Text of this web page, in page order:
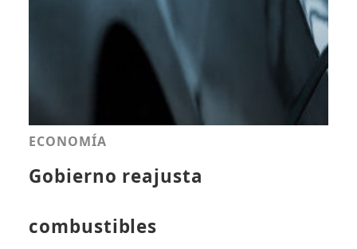
ECONOMÍA
Gobierno reajusta
combustibles